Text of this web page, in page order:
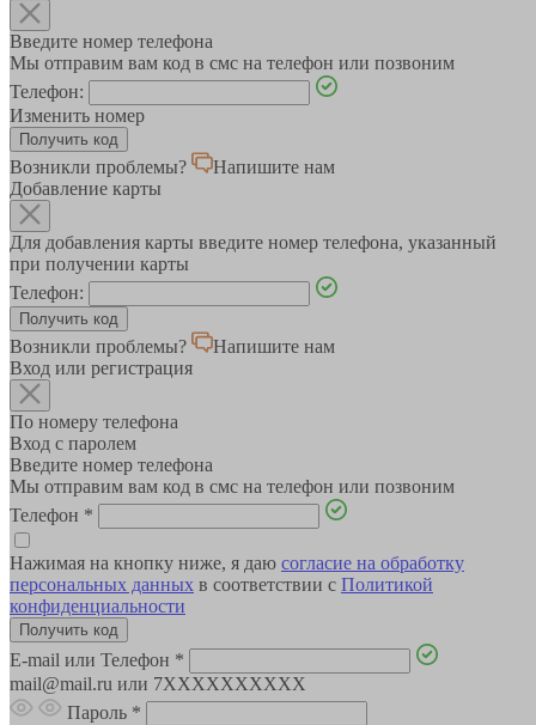
Введите номер телефона
Мы отправим вам код в смс на телефон или позвоним
Телефон:
Изменить номер
Возникли проблемы?
Напишите нам
Добавление карты
Для добавления карты введите номер телефона, указанный
при получении карты
Телефон:
Возникли проблемы?
Напишите нам
Вход или регистрация
По номеру телефона
Вход с паролем
Введите номер телефона
Мы отправим вам код в смс на телефон или позвоним
Телефон *
Нажимая на кнопку ниже, я даю согласие на обработку
персональных данных в соответствии с Политикой
конфиденциальности
E-mail или Телефон *
mail@mail.ru или 7XXXXXXXXXX
Пароль *